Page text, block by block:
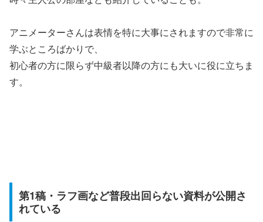
アニメーターさんは表情を特に大事にされますので非常に
学ぶところばかりで、
初心者の方に限らず中級者以降の方にも大いに役に立ちま
す。
第1稿・ラフ画など普段出回らない資料が公開さ
れている